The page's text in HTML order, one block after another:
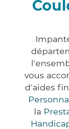
vous
d'aides
la